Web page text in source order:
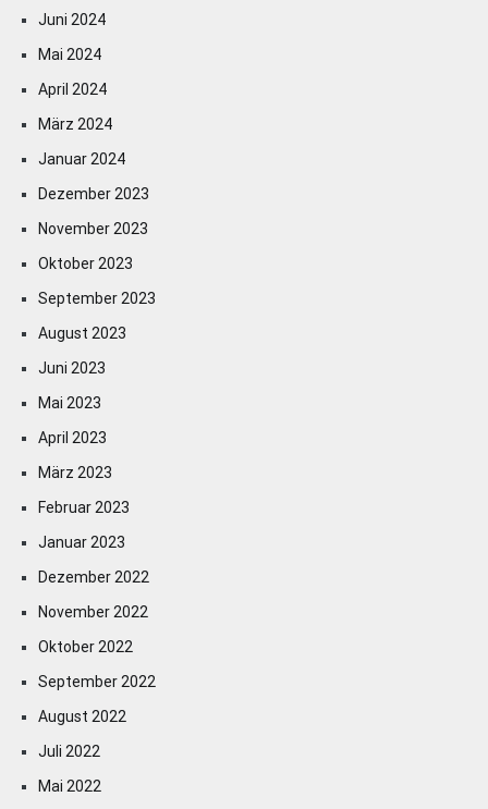
Juni 2024
Mai 2024
April 2024
März 2024
Januar 2024
Dezember 2023
November 2023
Oktober 2023
September 2023
August 2023
Juni 2023
Mai 2023
April 2023
März 2023
Februar 2023
Januar 2023
Dezember 2022
November 2022
Oktober 2022
September 2022
August 2022
Juli 2022
Mai 2022